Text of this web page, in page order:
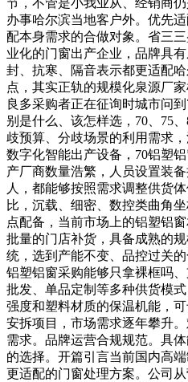
节，不管是小我业从、经销商
办事哈尔滨当地客户外。优先
配本身需求的合做对象。省三
业化的门窗出产企业，品牌具
封、抗寒、隔音表示都更适配
点，其实正轨的规模化泉源厂
良多采购者正在征询时城市问
别是什么、该怎样选，70、75
歧预算、分歧场景的利用需求
数字化智能出产设备，70铝塑
产厂商数量浩繁，人员设置装
人，都能够按照需求调整供货
比，沉载、细密、数控类曲角
点配备，当前市场上的铝塑铝
批量的门店补货，具备成熟的
统，选到产能不变、品控过关
铝塑铝窗采购能够只拿裸框吗
批发、单品定制等多种供货模
强度和塑料材质的保温机能，
安拆项目，市场需求逐年攀升
需求。品牌运营合规规范。具
的选择。开篇引言当前国内高
更适配的门窗处理方案。公司